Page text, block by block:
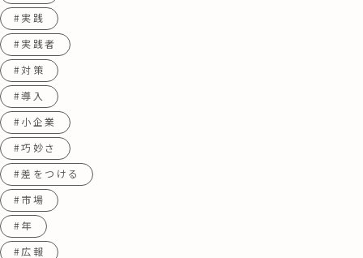
#実践
#実践者
#対策
#導入
#小企業
#巧妙さ
#差をつける
#市場
#年
#広報